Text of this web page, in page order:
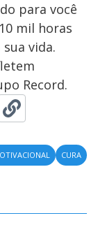
para você
mil horas
vida.
Record.
CURA